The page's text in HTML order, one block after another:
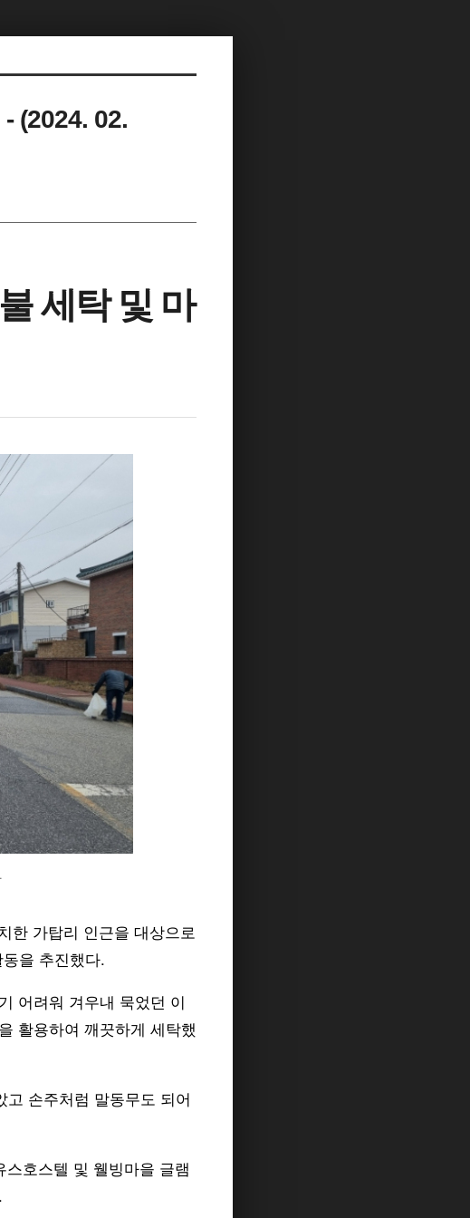
(2024. 02.
세탁 및 마
한 가탑리 인근을 대상으로
을 추진했다.
어려워 겨우내 묵었던 이
활용하여 깨끗하게 세탁했
손주처럼 말동무도 되어
호스텔 및 웰빙마을 글램